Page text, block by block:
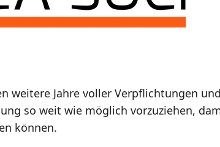
weitere Jahre voller Verpflichtungen
so weit wie möglich vorzuziehen,
können.